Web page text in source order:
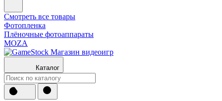
Смотреть все товары
Фотопленка
Плёночные фотоаппараты
MOZA
Каталог